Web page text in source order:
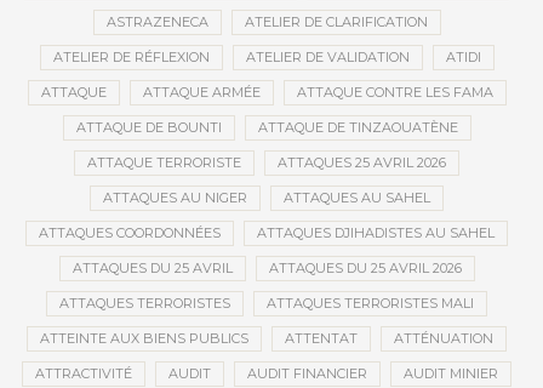
ASTRAZENECA ATELIER DE CLARIFICATION
ATELIER DE RÉFLEXION ATELIER DE VALIDATION ATIDI
ATTAQUE ATTAQUE ARMÉE ATTAQUE CONTRE LES FAMA
ATTAQUE DE BOUNTI ATTAQUE DE TINZAOUATÈNE
ATTAQUE TERRORISTE ATTAQUES 25 AVRIL 2026
ATTAQUES AU NIGER ATTAQUES AU SAHEL
ATTAQUES COORDONNÉES ATTAQUES DJIHADISTES AU SAHEL
ATTAQUES DU 25 AVRIL ATTAQUES DU 25 AVRIL 2026
ATTAQUES TERRORISTES ATTAQUES TERRORISTES MALI
ATTEINTE AUX BIENS PUBLICS ATTENTAT ATTÉNUATION
ATTRACTIVITÉ AUDIT AUDIT FINANCIER AUDIT MINIER